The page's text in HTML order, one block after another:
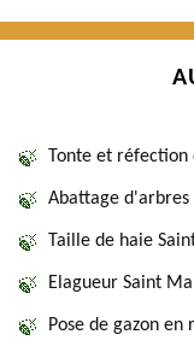
Tonte et réfection
Abattage d'arbres
Taille de haie
Elagueur Saint
Pose de gazon